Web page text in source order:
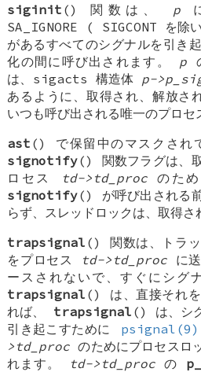
siginit () 関数は、 p
SA_IGNORE ( SIGCONT を除
があるすべてのシグナルを引き
化の間に呼び出されます。 p
は、sigacts 構造体 p-
あるように、取得され、解放さ
いつも呼び出される唯一のプロセ
ast () で保留中のマスクされ
signotify() 関数フラグは、
ロセス
td->td_procのため
signotify() が呼び出される
らず、スレッドロックは、取得さ
trapsignal () 関数は、トラッ
をプロセス
td->td_procに送
ースされないで、すぐにシグ
trapsignal () は、直接それを
れば、 trapsignal () は、シ
引き起こすために
psignal(9)
>td_proc のためにプロセスロ
れます。
td->td_proc の